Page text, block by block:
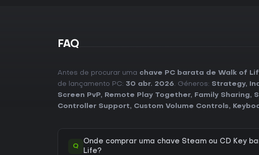
FAQ
Antes de procurar uma chave PC barata de Walk of
de lançamento PC: 30 abr. 2026. Géneros: Strategy,
Screen PvP, Remote Play Together, Family Sharing,
Controller Support, Custom Volume Controls,
Q
Onde comprar uma chave Steam ou CD Key
Life?